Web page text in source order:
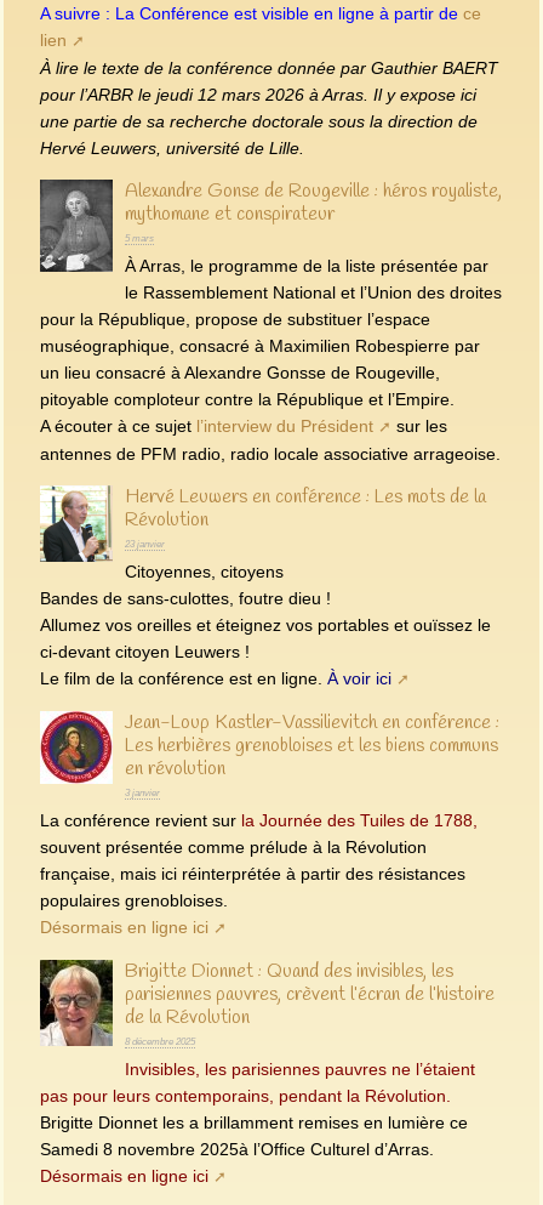
A suivre : La Conférence est visible en ligne à partir de ce
lien
À lire le texte de la conférence donnée par Gauthier BAERT
pour l’ARBR le jeudi 12 mars 2026 à Arras. Il y expose ici
une partie de sa recherche doctorale sous la direction de
Hervé Leuwers, université de Lille.
Alexandre Gonse de Rougeville : héros royaliste,
mythomane et conspirateur
5 mars
À Arras, le programme de la liste présentée par
le Rassemblement National et l’Union des droites
pour la République, propose de substituer l’espace
muséographique, consacré à Maximilien Robespierre par
un lieu consacré à Alexandre Gonsse de Rougeville,
pitoyable comploteur contre la République et l’Empire.
A écouter à ce sujet l’interview du Président
sur les
antennes de PFM radio, radio locale associative arrageoise.
Hervé Leuwers en conférence : Les mots de la
Révolution
23 janvier
Citoyennes, citoyens
Bandes de sans-culottes, foutre dieu !
Allumez vos oreilles et éteignez vos portables et ouïssez le
ci-devant citoyen Leuwers !
Le film de la conférence est en ligne. À voir ici
Jean-Loup Kastler-Vassilievitch en conférence :
Les herbières grenobloises et les biens communs
en révolution
3 janvier
La conférence revient sur la Journée des Tuiles de 1788,
souvent présentée comme prélude à la Révolution
française, mais ici réinterprétée à partir des résistances
populaires grenobloises.
Désormais en ligne ici
Brigitte Dionnet : Quand des invisibles, les
parisiennes pauvres, crèvent l’écran de l’histoire
de la Révolution
8 décembre 2025
Invisibles, les parisiennes pauvres ne l’étaient
pas pour leurs contemporains, pendant la Révolution.
Brigitte Dionnet les a brillamment remises en lumière ce
Samedi 8 novembre 2025à l’Office Culturel d’Arras.
Désormais en ligne ici